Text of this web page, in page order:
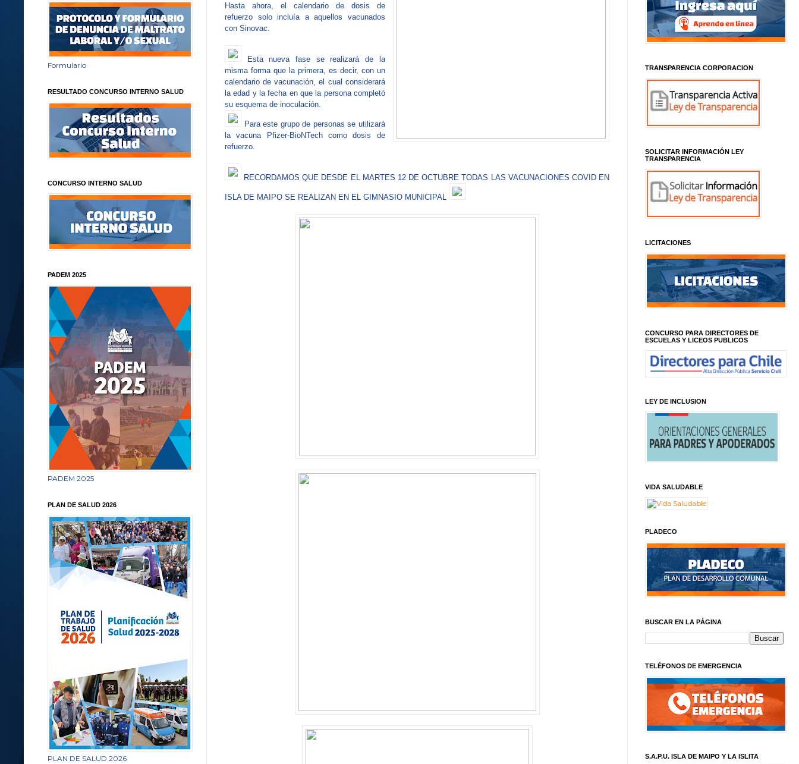
Hasta ahora, el calendario de dosis de
refuerzo solo incluía a aquellos vacunados
con Sinovac.
Esta nueva fase se realizará de la
misma forma que la primera, es decir, con un
calendario de vacunación, el cual considerará
la edad y la fecha en que la persona completó
su esquema de inoculación.
Para este grupo de personas se utilizará
la vacuna Pfizer-BioNTech como dosis de
refuerzo.
RECORDAMOS QUE DESDE EL MARTES 12 DE OCTUBRE TODAS LAS VACUNACIONES COVID EN
ISLA DE MAIPO SE REALIZAN EN EL GIMNASIO MUNICIPAL
Formulario
RESULTADO CONCURSO INTERNO SALUD
CONCURSO INTERNO SALUD
PADEM 2025
PADEM 2025
PLAN DE SALUD 2026
PLAN DE SALUD 2026
TRANSPARENCIA CORPORACION
SOLICITAR INFORMACIÓN LEY
TRANSPARENCIA
LICITACIONES
CONCURSO PARA DIRECTORES DE
ESCUELAS Y LICEOS PUBLICOS
LEY DE INCLUSION
VIDA SALUDABLE
PLADECO
BUSCAR EN LA PÁGINA
TELÉFONOS DE EMERGENCIA
S.A.P.U. ISLA DE MAIPO Y LA ISLITA